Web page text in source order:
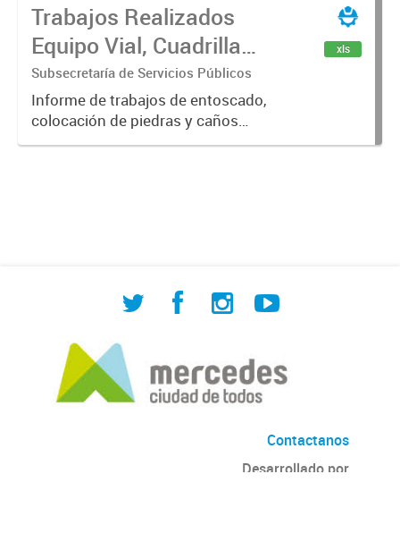
construcción, colocación de tapa
registro, reparación...
Trabajos Realizados
Equipo Vial, Cuadrilla
Bacheo, Servicio
Eléctrico - Noviembre
2021
Subsecretaría de Servicios Públicos
Informe de trabajos de entoscado,
colocación de piedras y caños
(zanjeo - cruce de calles) Informe
xls
Contactanos
Desarrollado por